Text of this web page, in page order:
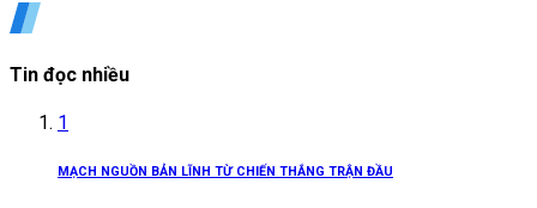
Tin đọc nhiều
1
MẠCH NGUỒN BẢN LĨNH TỪ CHIẾN THẮNG TRẬN ĐẦU